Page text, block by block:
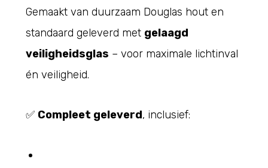
Gemaakt van duurzaam Douglas hout en
standaard geleverd met gelaagd
veiligheidsglas – voor maximale lichtinval
én veiligheid.
✅ Compleet geleverd, inclusief: